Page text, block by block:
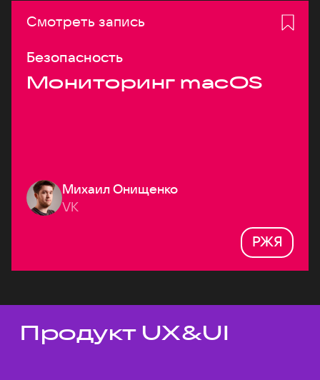
Смотреть запись
Безопасность
Мониторинг macOS
Михаил Онищенко
VK
РЖЯ
Темы докладов
Продукт UX&UI